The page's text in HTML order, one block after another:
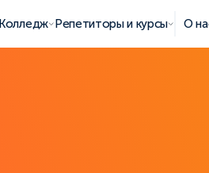
Колледж Репетиторы и курсы О